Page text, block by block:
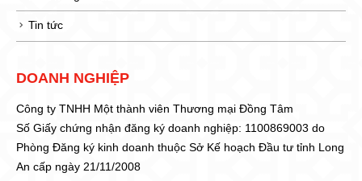
Tin tức
DOANH NGHIỆP
Công ty TNHH Một thành viên Thương mại Đồng Tâm
Số Giấy chứng nhận đăng ký doanh nghiệp: 1100869003 do
Phòng Đăng ký kinh doanh thuộc Sở Kế hoạch Đầu tư tỉnh Long
An cấp ngày 21/11/2008